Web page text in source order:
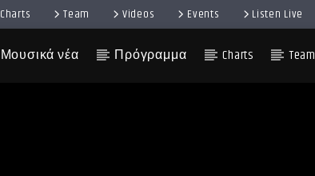
Charts Team Videos Events Listen Live
Μουσικά νέα Πρόγραμμα Charts Team